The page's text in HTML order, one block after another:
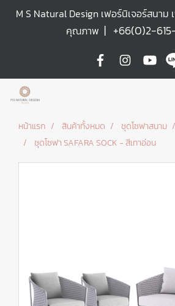
M S Natural Design เฟอร์นิเจอร์สนาม
คุณภาพ | +66(0)2-
หน้าแรก สินค้าทั้งหมด ชุดโซฟาสนาม
ชุดโซฟา SAFARA SOCK - สีเทาอ่อน